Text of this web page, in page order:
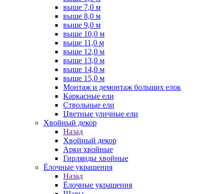
выше 7,0 м
выше 8,0 м
выше 9,0 м
выше 10,0 м
выше 11,0 м
выше 12,0 м
выше 13,0 м
выше 14,0 м
выше 15,0 м
Монтаж и демонтаж больших елок
Каркасные ели
Ствольные ели
Цветные уличные ели
Хвойный декор
Назад
Хвойный декор
Арки хвойные
Гирлянды хвойные
Ёлочные украшения
Назад
Ёлочные украшения